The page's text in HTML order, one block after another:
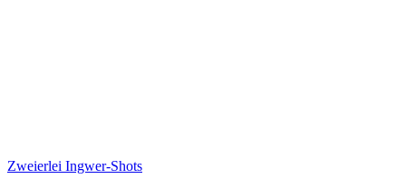
Zweierlei Ingwer-Shots